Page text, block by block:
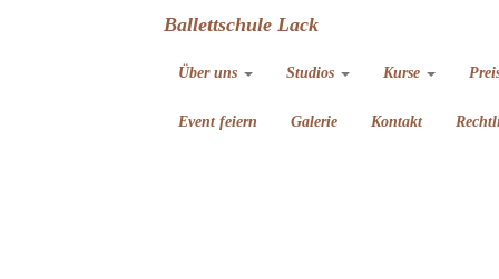
Ballettschule Lack
Über uns Studios Kurse
Event feiern Galerie Kontakt